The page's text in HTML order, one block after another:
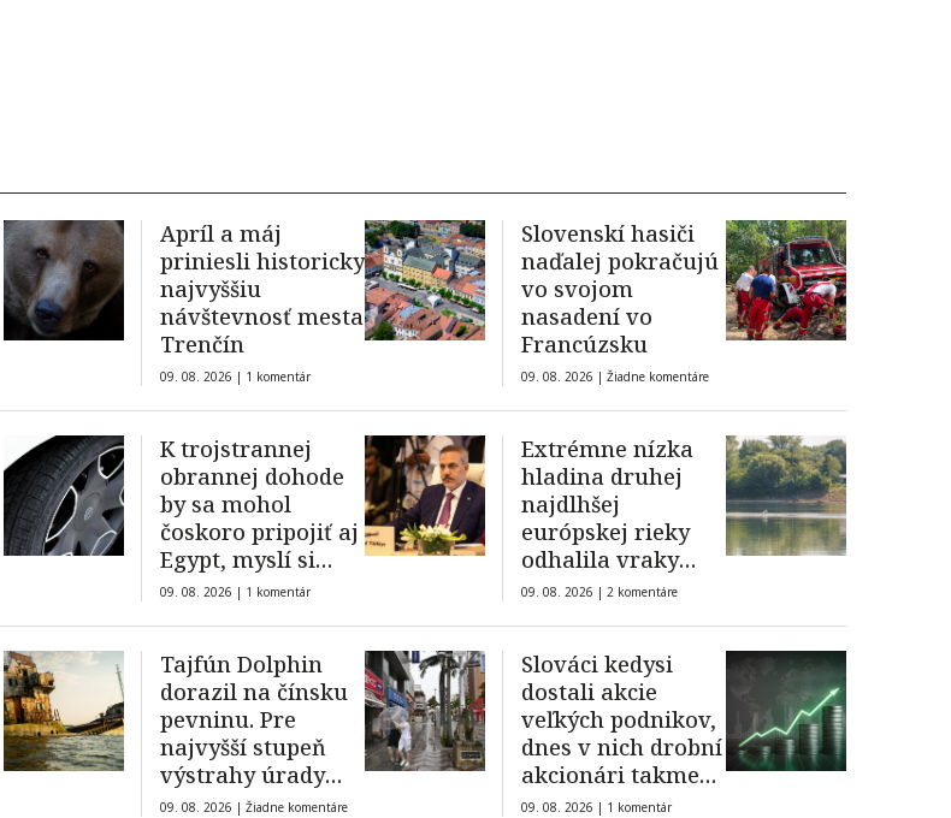
Apríl a máj
priniesli historicky
najvyššiu
návštevnosť mesta
Trenčín
09. 08. 2026 | 1 komentár
Slovenskí hasiči
naďalej pokračujú
vo svojom
nasadení vo
Francúzsku
09. 08. 2026 | Žiadne komentáre
K trojstrannej
obrannej dohode
by sa mohol
čoskoro pripojiť aj
Egypt, myslí si
minister
09. 08. 2026 | 1 komentár
Extrémne nízka
hladina druhej
najdlhšej
európskej rieky
odhalila vraky
nacistických lodí
09. 08. 2026 | 2 komentáre
Tajfún Dolphin
dorazil na čínsku
pevninu. Pre
najvyšší stupeň
výstrahy úrady
evakuovali
09. 08. 2026 | Žiadne komentáre
Slováci kedysi
dostali akcie
veľkých podnikov,
dnes v nich drobní
akcionári takmer
neexistujú
09. 08. 2026 | 1 komentár